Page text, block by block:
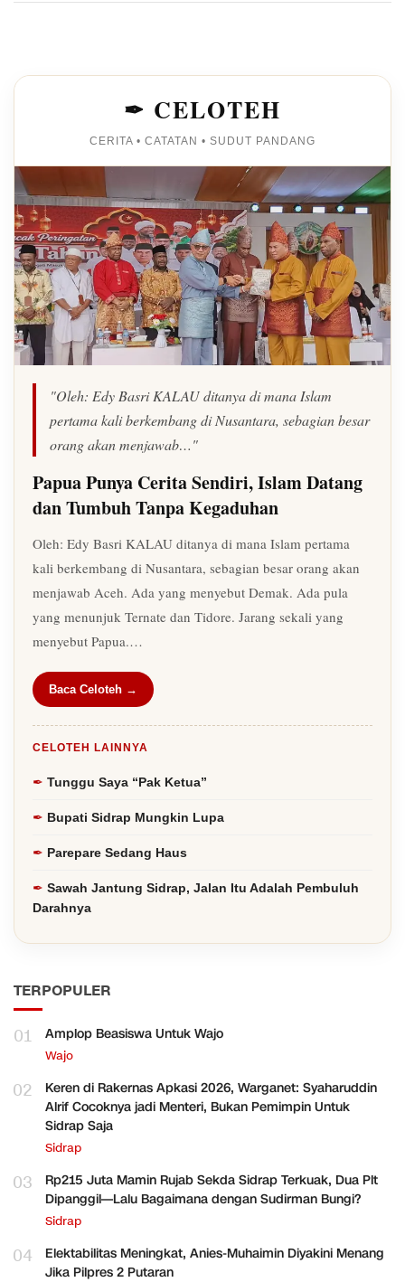
✒ CELOTEH
CERITA • CATATAN • SUDUT PANDANG
"Oleh: Edy Basri KALAU ditanya di mana Islam
pertama kali berkembang di Nusantara, sebagian besar
orang akan menjawab…"
Papua Punya Cerita Sendiri, Islam Datang
dan Tumbuh Tanpa Kegaduhan
Oleh: Edy Basri KALAU ditanya di mana Islam pertama
kali berkembang di Nusantara, sebagian besar orang akan
menjawab Aceh. Ada yang menyebut Demak. Ada pula
yang menunjuk Ternate dan Tidore. Jarang sekali yang
menyebut Papua.…
Baca Celoteh →
CELOTEH LAINNYA
Tunggu Saya “Pak Ketua”
Bupati Sidrap Mungkin Lupa
Parepare Sedang Haus
Sawah Jantung Sidrap, Jalan Itu Adalah Pembuluh
Darahnya
TERPOPULER
01 Amplop Beasiswa Untuk Wajo
Wajo
02
Keren di Rakernas Apkasi 2026, Warganet: Syaharuddin
Alrif Cocoknya jadi Menteri, Bukan Pemimpin Untuk
Sidrap Saja
Sidrap
03
Rp215 Juta Mamin Rujab Sekda Sidrap Terkuak, Dua Plt
Dipanggil—Lalu Bagaimana dengan Sudirman Bungi?
Sidrap
04
Elektabilitas Meningkat, Anies-Muhaimin Diyakini Menang
Jika Pilpres 2 Putaran